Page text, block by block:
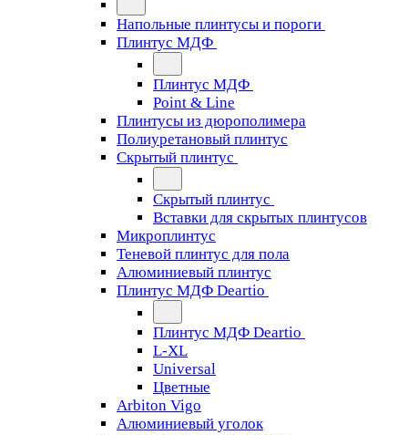
Напольные плинтусы и пороги
Плинтус МДФ
Плинтус МДФ
Point & Line
Плинтусы из дюрополимера
Полиуретановый плинтус
Скрытый плинтус
Скрытый плинтус
Вставки для скрытых плинтусов
Микроплинтус
Теневой плинтус для пола
Алюминиевый плинтус
Плинтус МДФ Deartio
Плинтус МДФ Deartio
L-XL
Universal
Цветные
Arbiton Vigo
Алюминиевый уголок